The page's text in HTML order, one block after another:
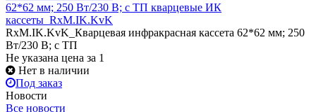
62*62 мм; 250 Вт/230 В; с ТП кварцевые ИК
кассеты_RxM.IK.KvK
RxM.IK.KvK_Кварцевая инфракрасная кассета 62*62 мм; 250
Вт/230 В; с ТП
Не указана цена за 1
Нет в наличии
Под заказ
Новости
Все новости